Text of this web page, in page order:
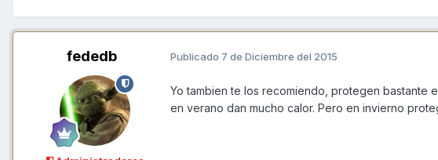
fededb Publicado 7 de Diciembre del 2015
Yo tambien te los recomiendo, protegen bastante
en verano dan mucho calor. Pero en invierno